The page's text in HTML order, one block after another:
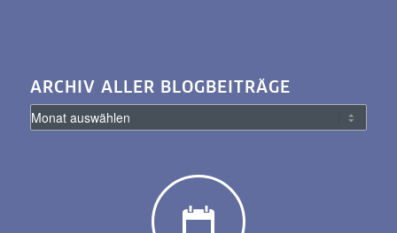
ARCHIV ALLER BLOGBEITRÄGE